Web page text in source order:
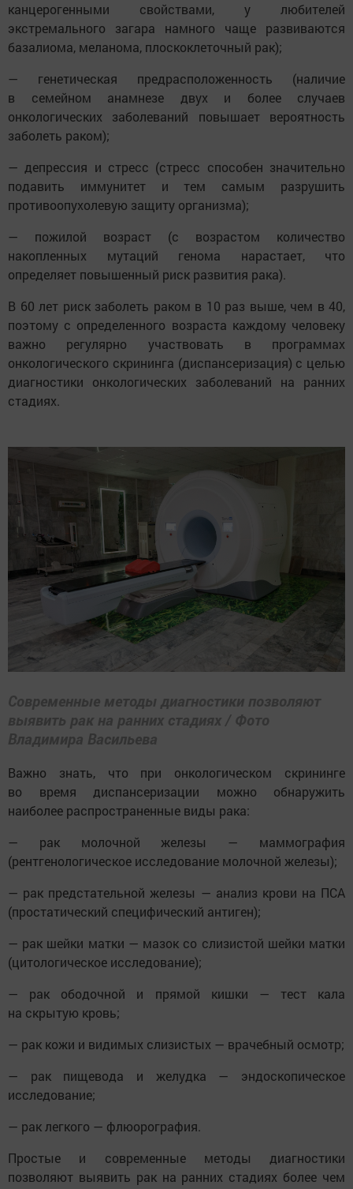
канцерогенными свойствами, у любителей
экстремального загара намного чаще развиваются
базалиома, меланома, плоскоклеточный рак);
— генетическая предрасположенность (наличие
в семейном анамнезе двух и более случаев
онкологических заболеваний повышает вероятность
заболеть раком);
— депрессия и стресс (стресс способен значительно
подавить иммунитет и тем самым разрушить
противоопухолевую защиту организма);
— пожилой возраст (с возрастом количество
накопленных мутаций генома нарастает, что
определяет повышенный риск развития рака).
В 60 лет риск заболеть раком в 10 раз выше, чем в 40,
поэтому с определенного возраста каждому человеку
важно регулярно участвовать в программах
онкологического скрининга (диспансеризация) с целью
диагностики онкологических заболеваний на ранних
стадиях.
Современные методы диагностики позволяют
выявить рак на ранних стадиях / Фото
Владимира Васильева
Важно знать, что при онкологическом скрининге
во время диспансеризации можно обнаружить
наиболее распространенные виды рака:
— рак молочной железы — маммография
(рентгенологическое исследование молочной железы);
— рак предстательной железы — анализ крови на ПСА
(простатический специфический антиген);
— рак шейки матки — мазок со слизистой шейки матки
(цитологическое исследование);
— рак ободочной и прямой кишки — тест кала
на скрытую кровь;
— рак кожи и видимых слизистых — врачебный осмотр;
— рак пищевода и желудка — эндоскопическое
исследование;
— рак легкого — флюорография.
Простые и современные методы диагностики
позволяют выявить рак на ранних стадиях более чем